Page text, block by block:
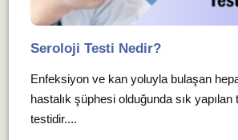
Seroloji Testi Nedir?
Enfeksiyon ve kan yoluyla bulaşan
hastalık şüphesi olduğunda sık yapılan
testidir....